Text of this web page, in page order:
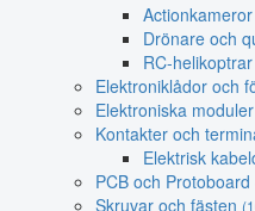
Actionkameror
Drönare och
RC-
Elektroniklådor och
Elektroniska
Kontakter och
Elektrisk
PCB och Protoboard
Skruvar och fästen